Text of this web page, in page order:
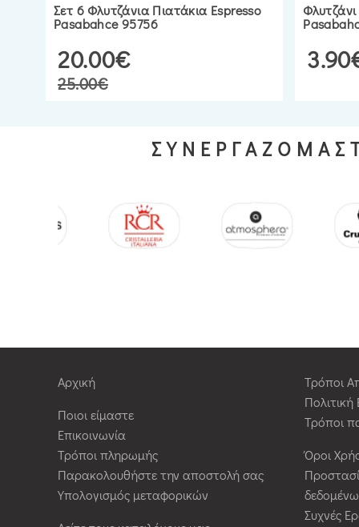
Σετ 6 Φλυτζάνια Πιατάκια Espresso
Pasabahce 95756
20.00€
25.00€
Αρχική
Ποιοι είμαστε
Επικοινωνία
Τρόποι πληρωμής
Παρακολουθήστε την αποστολή σας
Υπολογισμός μεταφορικών
Τρόποι
Τρόποι
Όροι
Συχνές